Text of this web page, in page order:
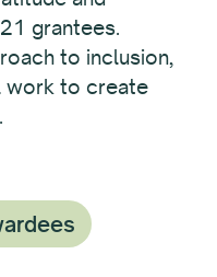
grantees.
to inclusion,
work to create